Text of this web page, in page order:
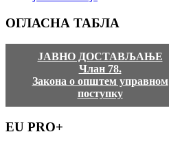
ОГЛАСНА ТАБЛА
ЈАВНО ДОСТАВЉАЊЕ
Члан 78.
Закона о општем управном
поступку
EU PRO+